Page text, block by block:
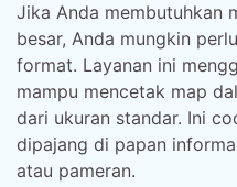
Jika Anda membutuhkan
besar, Anda mungkin
format. Layanan ini
mampu mencetak map
dari ukuran standar. Ini
dipajang di papan
atau pameran.